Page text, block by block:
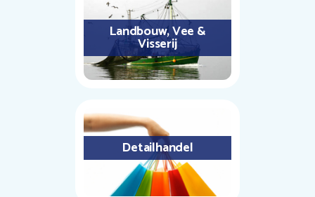
Landbouw, Vee &
Visserij
Detailhandel